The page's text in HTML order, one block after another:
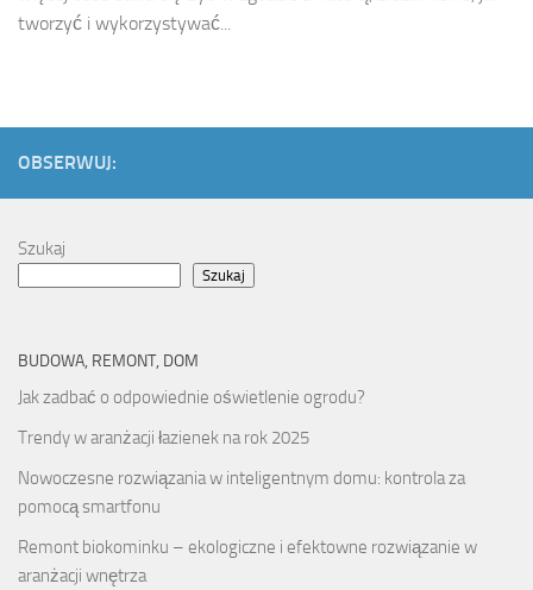
tworzyć i wykorzystywać...
OBSERWUJ:
Szukaj
Szukaj
BUDOWA, REMONT, DOM
Jak zadbać o odpowiednie oświetlenie ogrodu?
Trendy w aranżacji łazienek na rok 2025
Nowoczesne rozwiązania w inteligentnym domu: kontrola za
pomocą smartfonu
Remont biokominku – ekologiczne i efektowne rozwiązanie w
aranżacji wnętrza